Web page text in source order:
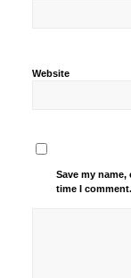
Website
Save my
time I comment.